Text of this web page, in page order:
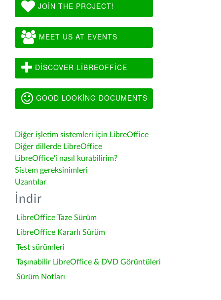
JOIN THE PROJECT!
MEET US AT EVENTS
DISCOVER LIBREOFFICE
GOOD LOOKING DOCUMENTS
Diğer işletim sistemleri için LibreOffice
Diğer dillerde LibreOffice
LibreOffice'i nasıl kurabilirim?
Sistem gereksinimleri
Uzantılar
İndir
LibreOffice Taze Sürüm
LibreOffice Kararlı Sürüm
Test sürümleri
Taşınabilir LibreOffice & DVD Görüntüleri
Sürüm Notları